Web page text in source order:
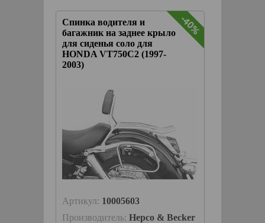
Спинка водителя и
багажник на заднее крыло
для сиденья соло для
HONDA VT750C2 (1997-
2003)
-40%
Артикул: 10005603
Производитель: Hepco & Becker